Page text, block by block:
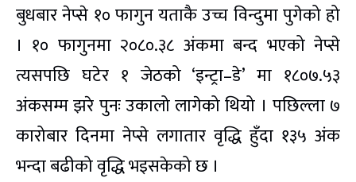
बुधबार नेप्से १० फागुन यताकै उच्च विन्दुमा पुगेको हो
। १० फागुनमा २०८०.३८ अंकमा बन्द भएको नेप्से
त्यसपछि घटेर १ जेठको ‘इन्ट्रा–डे’ मा १८०७.५३
अंकसम्म झरे पुनः उकालो लागेको थियो । पछिल्ला ७
कारोबार दिनमा नेप्से लगातार वृद्धि हुँदा १३५ अंक
भन्दा बढीको वृद्धि भइसकेको छ ।